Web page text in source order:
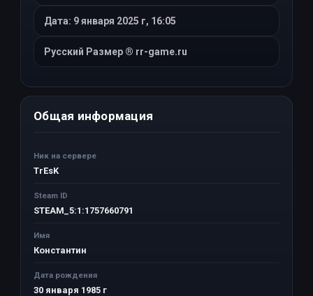
Дата: 9 января 2025 г, 16:05
Русский Размер ® rr-game.ru
Общая информация
Ник на сервере
TrEsK
Steam ID
STEAM_5:1:1757660791
Имя
Константин
Дата рождения
30 января 1985 г